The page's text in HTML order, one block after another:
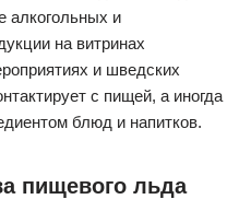
алкогольных и
на витринах
и шведских
с пищей, а иногда
блюд и напитков.
пищевого льда